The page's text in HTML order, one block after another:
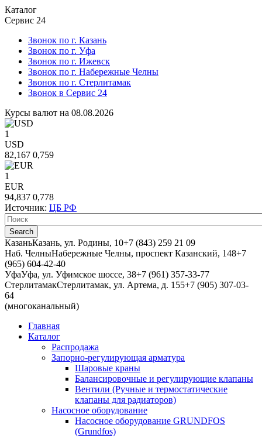
Каталог
Сервис 24
Звонок по г. Казань
Звонок по г. Уфа
Звонок по г. Ижевск
Звонок по г. Набережные Челны
Звонок по г. Стерлитамак
Звонок в Сервис 24
Курсы валют на 08.08.2026
1
USD
82,167 0,759
1
EUR
94,837 0,778
Источник: ЦБ РФ
КазаньКазань, ул. Родины, 10+7 (843) 259 21 09
Наб. ЧелныНабережные Челны, проспект Казанский, 148+7
(965) 604-42-40
УфаУфа, ул. Уфимское шоссе, 38+7 (961) 357-33-77
СтерлитамакСтерлитамак, ул. Артема, д. 155+7 (905) 307-03-
64
(многоканальный)
Главная
Каталог
Распродажа
Запорно-регулирующая арматура
Шаровые краны
Балансировочные и регулирующие клапаны
Вентили (Ручные и термостатические
клапаны для радиаторов)
Насосное оборудование
Насосное оборудование GRUNDFOS
(Grundfos)